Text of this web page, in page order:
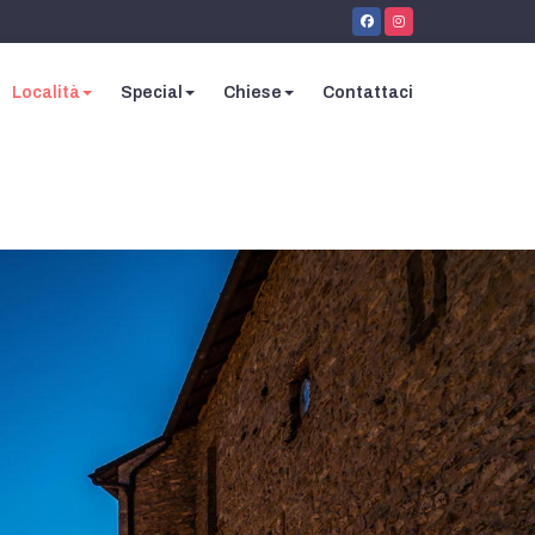
Località Special Chiese Contattaci